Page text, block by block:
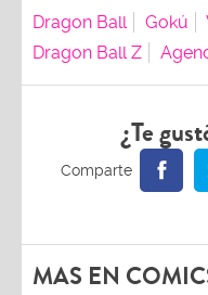
Dragon Ball Gokú
Dragon Ball Z
¿Te
MAS EN